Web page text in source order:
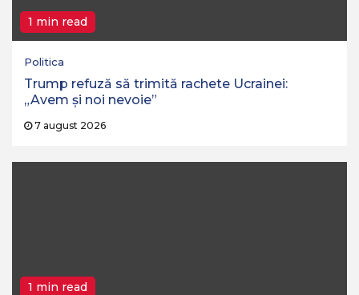
1 min read
Politica
Trump refuză să trimită rachete Ucrainei:
„Avem și noi nevoie”
7 august 2026
1 min read